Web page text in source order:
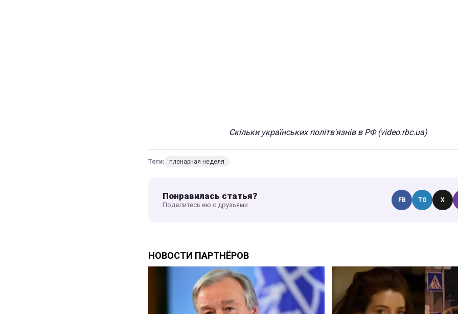
Скільки українських політв'язнів в РФ (video.rbc.ua)
Теги: пленарная неделя
Понравилась статья?
Поделитесь ею с друзьями
FB TG X